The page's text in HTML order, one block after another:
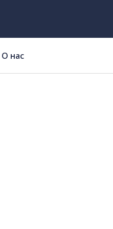
О нас